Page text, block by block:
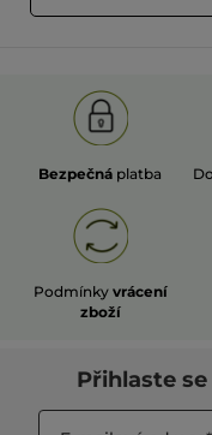
Bezpečná platba
Podmínky vrácení
zboží
Přihlaste